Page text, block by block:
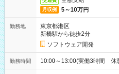
月収例 5～10万円
勤務地
東京都港区
新橋駅から徒歩2分
ソフトウェア開発
勤務時間 10:00～13:00(実働3時間